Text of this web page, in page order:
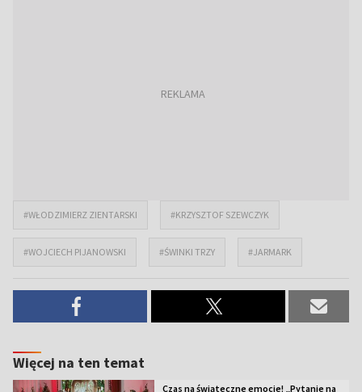
#WŁODZIMIERZ ZIENTARSKI #KRZYSZTOF SZEWCZYK
#WOJCIECH PIJANOWSKI #ŚWINKI TRZY #JARMARK
Więcej na ten temat
Czas na świąteczne emocje! „Pytanie na